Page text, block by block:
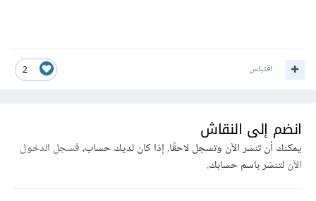
2 اقتباس
انضم إلى النقاش
يمكنك أن تنشر الآن وتسجل لاحقًا. إذا كان لديك حساب،فسجل الدخول
الآنلتنشر باسم حسابك.